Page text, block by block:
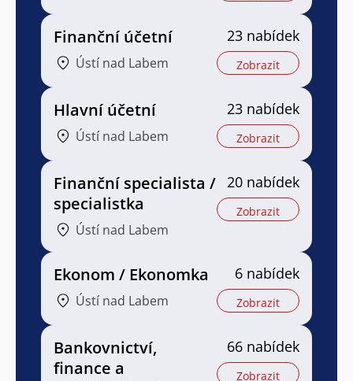
Finanční účetní
Ústí nad Labem
23 nabídek
Zobrazit
Hlavní účetní
Ústí nad Labem
23 nabídek
Zobrazit
Finanční specialista /
specialistka
Ústí nad Labem
20 nabídek
Zobrazit
Ekonom / Ekonomka
Ústí nad Labem
6 nabídek
Zobrazit
Bankovnictví,
finance a
66 nabídek
Zobrazit